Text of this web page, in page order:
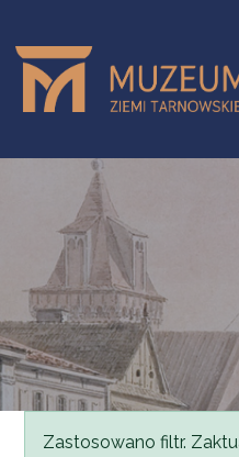
Komunikat
Zastosowano filtr.